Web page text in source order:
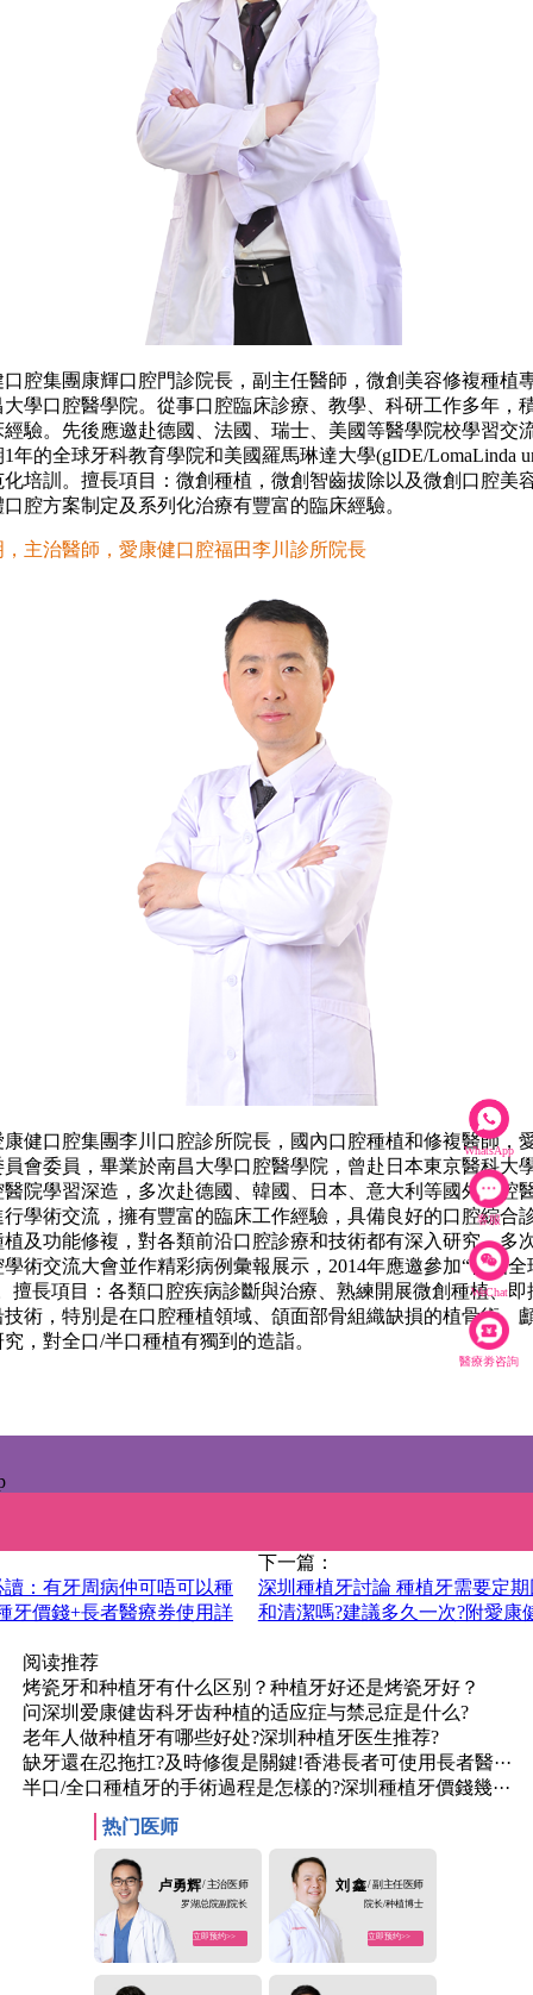
WhatsApp
客服
WeChat
醫療劵咨詢
集團康輝口腔門診院長，副主任醫師，微創美容修複種植
學口腔醫學院。從事口腔臨床診療、教學、科研工作多年，
驗。先後應邀赴德國、法國、瑞士、美國等醫學院校學習交
年的全球牙科教育學院和美國羅馬琳達大學(gIDE/LomaLinda
培訓。擅長項目：微創種植，微創智齒拔除以及微創口腔美
腔方案制定及系列化治療有豐富的臨床經驗。
主治醫師，愛康健口腔福田李川診所院長
口腔集團李川口腔診所院長，國內口腔種植和修複醫師，
會委員，畢業於南昌大學口腔醫學院，曾赴日本東京醫科大
院學習深造，多次赴德國、韓國、日本、意大利等國外口腔
學術交流，擁有豐富的臨床工作經驗，具備良好的口腔綜合
及功能修複，對各類前沿口腔診療和技術都有深入研究，多
術交流大會並作精彩病例彙報展示，2014年應邀參加“首屆
擅長項目：各類口腔疾病診斷與治療、熟練開展微創種植、即
術，特別是在口腔種植領域、頜面部骨組織缺損的植骨術、
，對全口/半口種植有獨到的造詣。
：有牙周病仲可唔可以種
牙價錢+長者醫療券使用詳
下一篇：
深圳種植牙討論 種植牙需要定
和清潔嗎?建議多久一次?附愛康
阅读推荐
烤瓷牙和种植牙有什么区别？种植牙好还是烤瓷牙好？
问深圳爱康健齿科牙齿种植的适应症与禁忌症是什么?
老年人做种植牙有哪些好处?深圳种植牙医生推荐?
缺牙還在忍拖扛?及時修復是關鍵!香港長者可使用長者醫···
半口/全口種植牙的手術過程是怎樣的?深圳種植牙價錢幾···
热门医师
卢勇辉/ 主治医师
罗湖总院副院长
立即预约>>
刘 鑫/ 副主任医师
院长/种植博士
立即预约>>